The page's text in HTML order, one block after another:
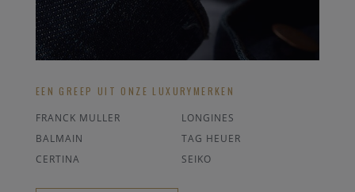
EEN GREEP UIT ONZE LUXURYMERKEN
FRANCK MULLER
LONGINES
BALMAIN
TAG HEUER
CERTINA
SEIKO